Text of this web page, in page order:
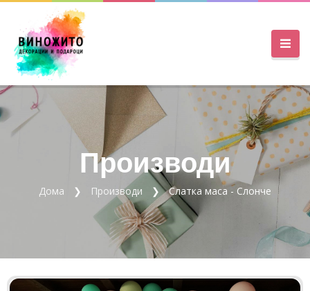
Производи
Дома Производи Слатка маса - Слонче